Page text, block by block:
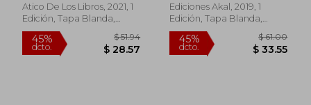
Atico De Los Libros, 2021, 1
Edición, Tapa Blanda,
Nuevo
Ediciones Akal, 2019, 1
Edición, Tapa Blanda,
Nuevo